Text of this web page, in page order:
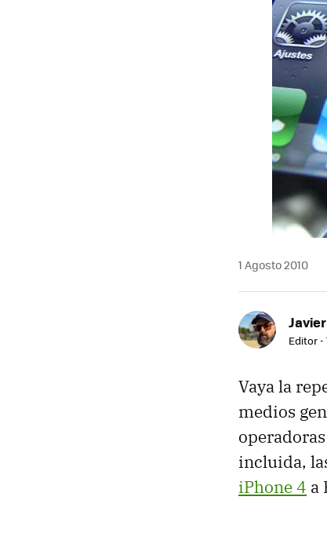
1 Agosto 2010
Editor -
Vaya la
medios
incluida,
iPhone 4 a